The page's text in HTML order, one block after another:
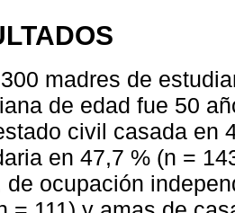
madres de
de edad fue 50
civil casada en
en 47,7 % (n =
de ocupación